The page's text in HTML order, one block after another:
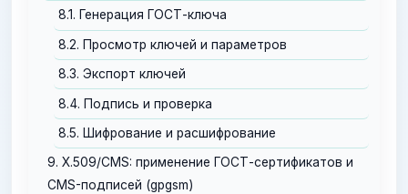
8.1. Генерация ГОСТ-ключа
8.2. Просмотр ключей и параметров
8.3. Экспорт ключей
8.4. Подпись и проверка
8.5. Шифрование и расшифрование
9. X.509/CMS: применение ГОСТ-сертификатов и
CMS-подписей (gpgsm)